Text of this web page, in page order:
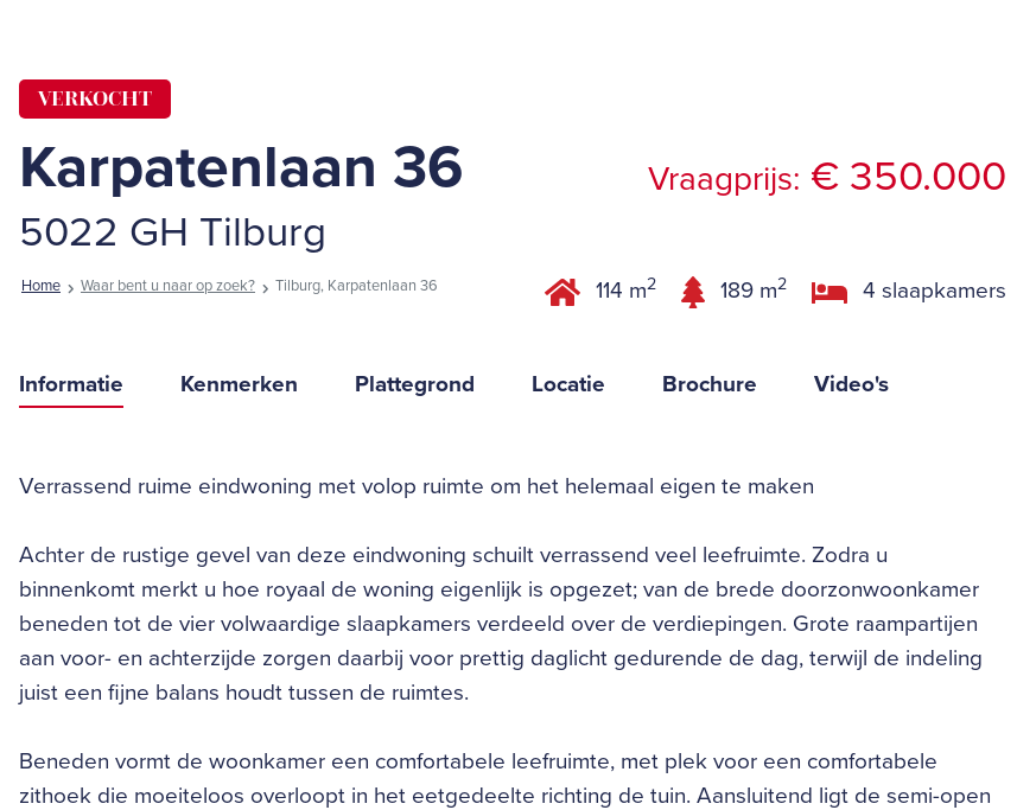
VERKOCHT
Vraagprijs: € 350.000
Karpatenlaan 36
5022 GH Tilburg
Home Waar bent u naar op zoek? Tilburg, Karpatenlaan 36 114 m2 189 m2 4 slaapkamers
Informatie Kenmerken Plattegrond Locatie Brochure Video's
Verrassend ruime eindwoning met volop ruimte om het helemaal eigen te maken
Achter de rustige gevel van deze eindwoning schuilt verrassend veel leefruimte. Zodra u
binnenkomt merkt u hoe royaal de woning eigenlijk is opgezet; van de brede doorzonwoonkamer
beneden tot de vier volwaardige slaapkamers verdeeld over de verdiepingen. Grote raampartijen
aan voor- en achterzijde zorgen daarbij voor prettig daglicht gedurende de dag, terwijl de indeling
juist een fijne balans houdt tussen de ruimtes.
Beneden vormt de woonkamer een comfortabele leefruimte, met plek voor een comfortabele
zithoek die moeiteloos overloopt in het eetgedeelte richting de tuin. Aansluitend ligt de semi-open